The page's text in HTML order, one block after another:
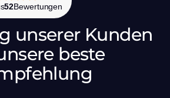
52Bewertungen
unserer Kunden
beste